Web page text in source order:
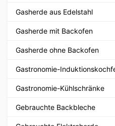
Gasherde aus Edelstahl
Gasherde mit Backofen
Gasherde ohne Backofen
Gastronomie-
Gastronomie-Kühlschränke
Gebrauchte Backbleche